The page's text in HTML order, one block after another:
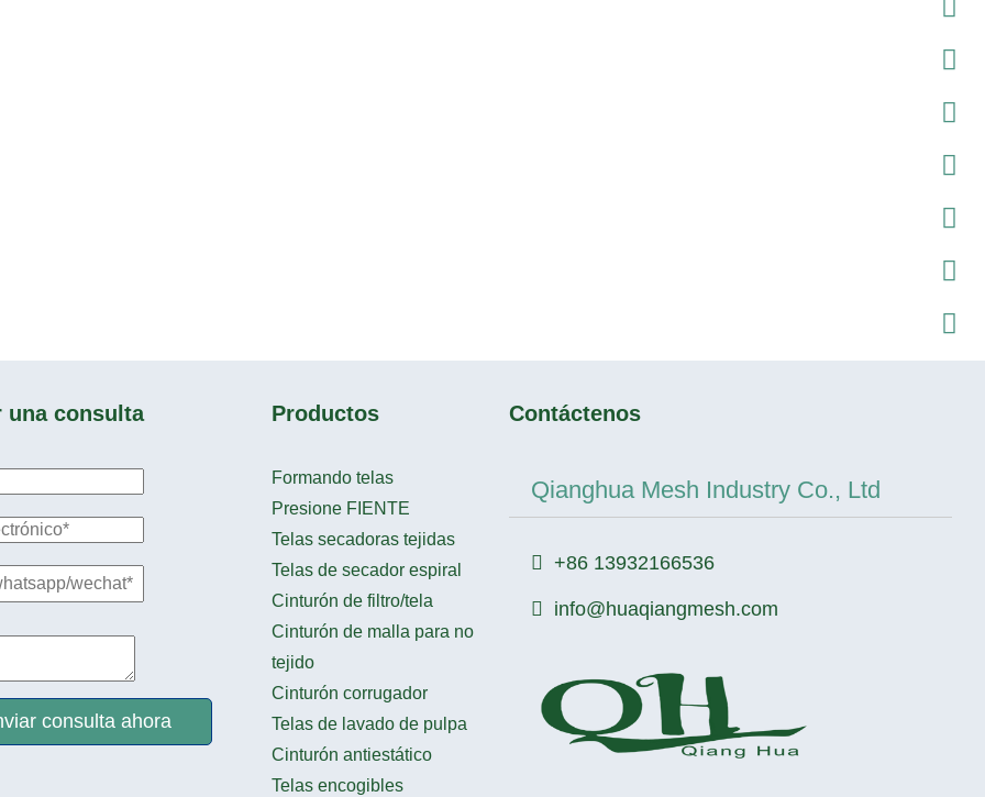
una consulta
consulta ahora
Productos
Formando telas
Presione FIENTE
Telas secadoras tejidas
Telas de secador espiral
Cinturón de filtro/tela
Cinturón de malla para no
tejido
Cinturón corrugador
Telas de lavado de pulpa
Cinturón antiestático
Telas encogibles
Contáctenos
Qianghua Mesh Industry Co., Ltd
+86 13932166536
info@huaqiangmesh.com